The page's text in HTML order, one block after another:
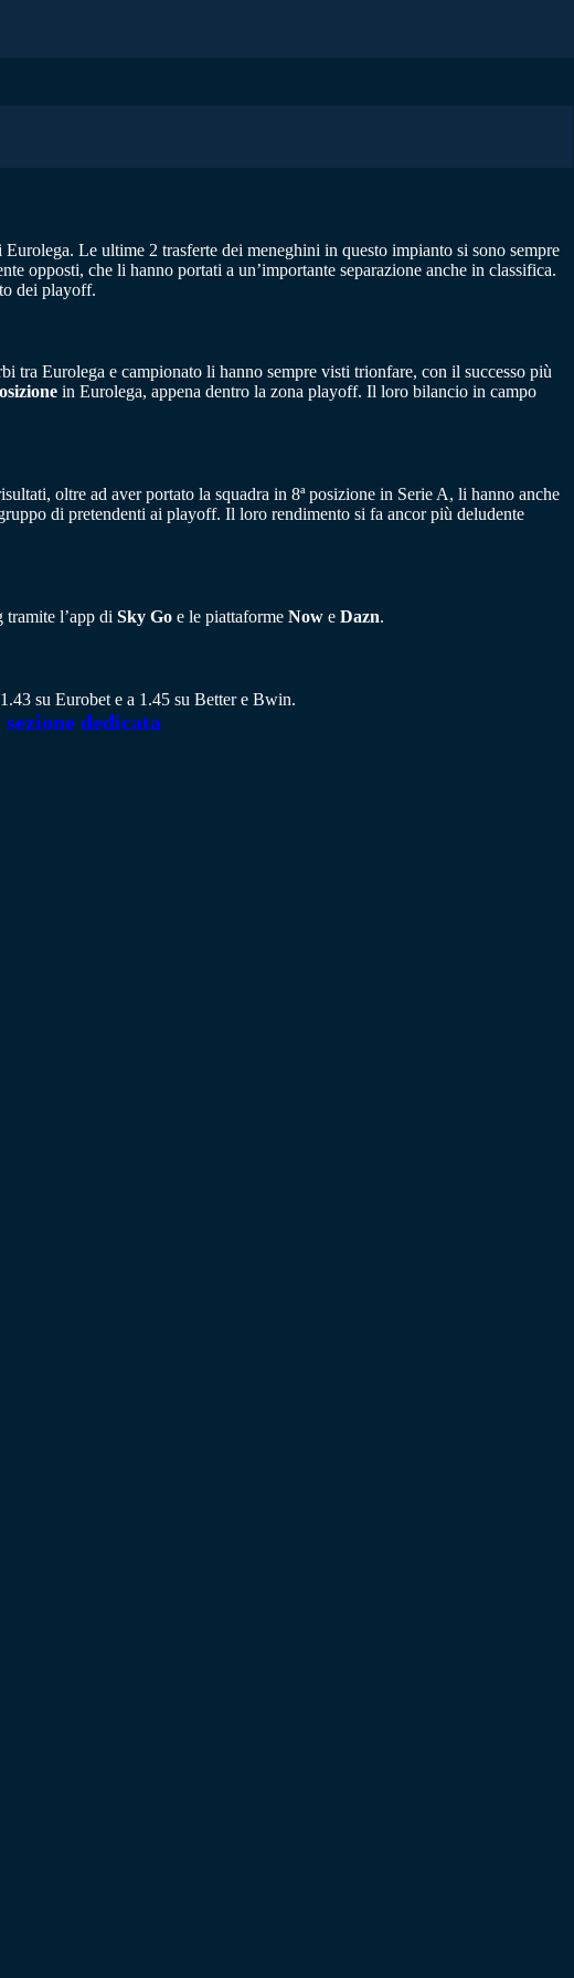
Le ultime 2 trasferte dei meneghini in questo impianto si sono sempre
opposti, che li hanno portati a un’importante separazione anche in classifica.
dei playoff.
tra Eurolega e campionato li hanno sempre visti trionfare, con il successo più
in Eurolega, appena dentro la zona playoff. Il loro bilancio in campo
oltre ad aver portato la squadra in 8ª posizione in Serie A, li hanno anche
di pretendenti ai playoff. Il loro rendimento si fa ancor più deludente
tramite l’app di Sky Go e le piattaforme Now e Dazn.
su Eurobet e a 1.45 su Better e Bwin.
sezione dedicata